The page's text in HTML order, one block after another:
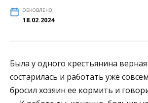
ОБНОВЛЕНО
18.02.2024
Была у одного крестьянина
состарилась и работать уже
бросил хозяин ее кормить и